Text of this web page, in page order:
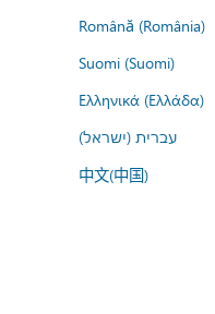
Română (România)
Suomi (Suomi)
Ελληνικά (Ελλάδα)
עברית (ישראל)
中文(中国)